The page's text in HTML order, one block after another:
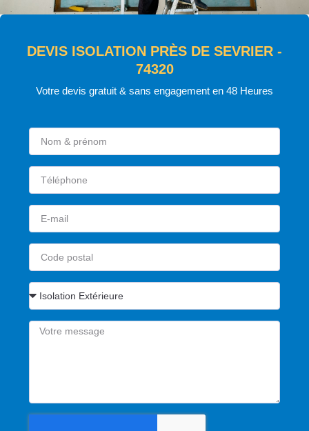
DEVIS ISOLATION PRÈS DE SEVRIER -
74320
Votre devis gratuit & sans engagement en 48 Heures